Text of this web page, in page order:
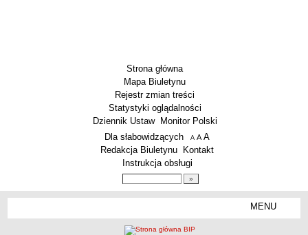
Strona główna
Mapa Biuletynu
Rejestr zmian treści
Statystyki oglądalności
Dziennik Ustaw
Monitor Polski
Menu dodatkowe
Dla słabowidzących A pomniejsz czcionkę
A standardowy rozmiar czcionki
A
Redakcja Biuletynu
Kontakt
Instrukcja obsługi
MENU